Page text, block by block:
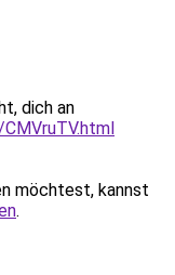
dich an
möchtest, kannst
.